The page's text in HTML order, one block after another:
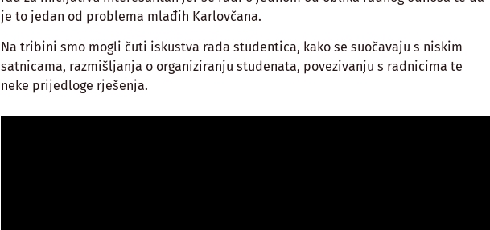
je to jedan od problema mlađih Karlovčana.
Na tribini smo mogli čuti iskustva rada studentica, kako se suočavaju s niskim
satnicama, razmišljanja o organiziranju studenata, povezivanju s radnicima te
neke prijedloge rješenja.